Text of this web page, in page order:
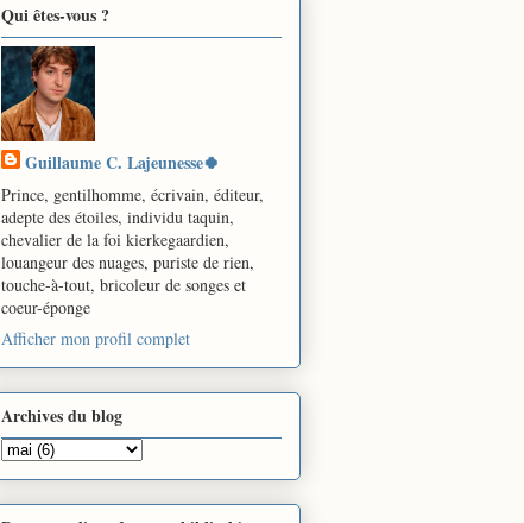
Qui êtes-vous ?
Guillaume C. Lajeunesse🍀
Prince, gentilhomme, écrivain, éditeur,
adepte des étoiles, individu taquin,
chevalier de la foi kierkegaardien,
louangeur des nuages, puriste de rien,
touche-à-tout, bricoleur de songes et
coeur-éponge
Afficher mon profil complet
Archives du blog